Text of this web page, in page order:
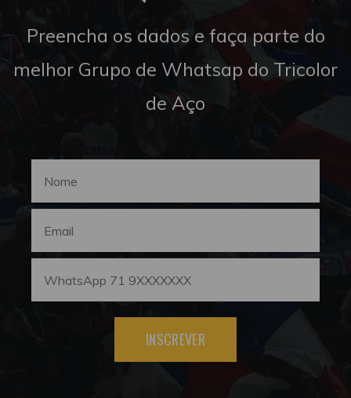
Preencha os dados e faça parte do
melhor Grupo de Whatsap do Tricolor
de Aço
INSCREVER